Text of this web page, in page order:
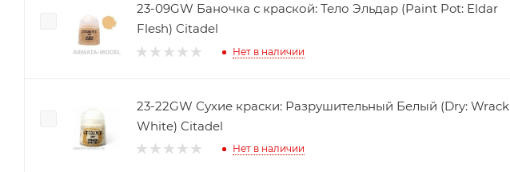
23-09GW Баночка с краской: Тело Эльдар (Paint Pot: Eldar
Flesh) Citadel
Нет в наличии
23-22GW Сухие краски: Разрушительный Белый (Dry: Wrack
White) Citadel
Нет в наличии